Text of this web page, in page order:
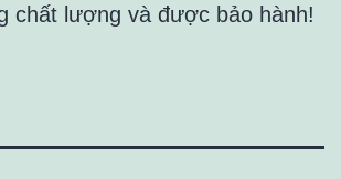
chất lượng và được bảo hành!